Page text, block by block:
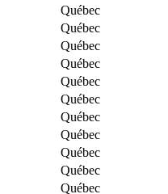
Québec
Québec
Québec
Québec
Québec
Québec
Québec
Québec
Québec
Québec
Québec